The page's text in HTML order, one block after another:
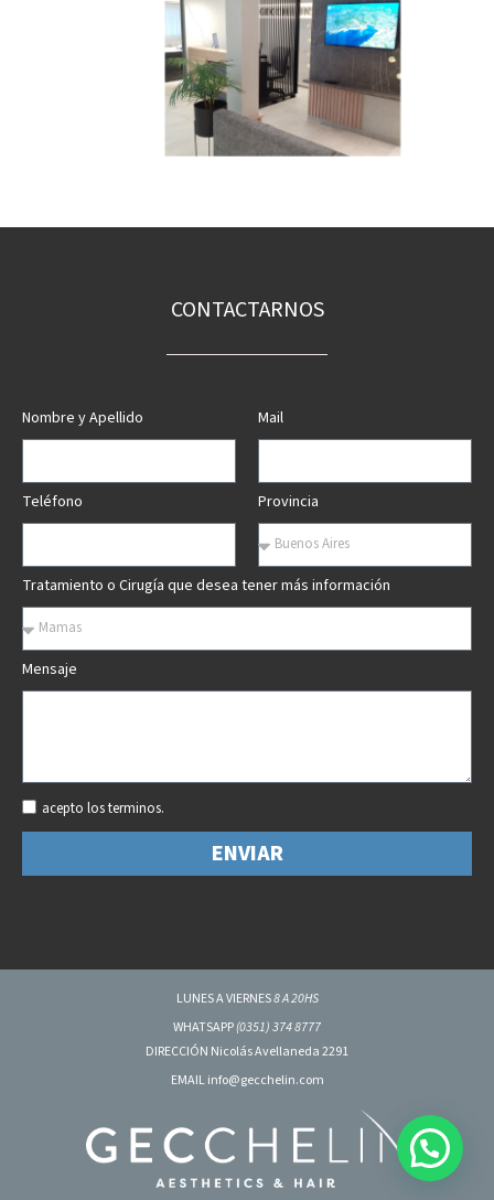
CONTACTARNOS
Nombre y Apellido Mail
Teléfono Provincia
Tratamiento o Cirugía que desea tener más información
Mensaje
acepto los terminos.
ENVIAR
LUNES A VIERNES8 A 20HS
WHATSAPP(0351) 374 8777
DIRECCIÓN Nicolás Avellaneda 2291
EMAIL info@gecchelin.com